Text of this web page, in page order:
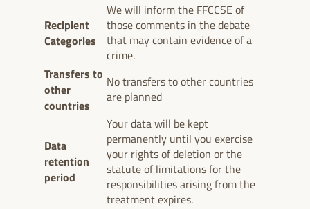
Recipient
Categories
We will inform the FFCCSE of
those comments in the debate
that may contain evidence of a
crime.
Transfers to
other
countries
No transfers to other countries
are planned
Data
retention
period
Your data will be kept
permanently until you exercise
your rights of deletion or the
statute of limitations for the
responsibilities arising from the
treatment expires.